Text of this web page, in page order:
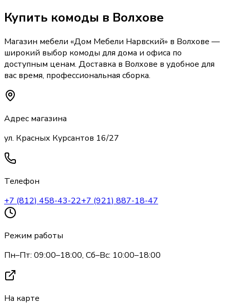
Купить комоды в Волхове
Магазин мебели «Дом Мебели Нарвский» в Волхове —
широкий выбор комоды для дома и офиса по
доступным ценам. Доставка в Волхове в удобное для
вас время, профессиональная сборка.
Адрес магазина
ул. Красных Курсантов 16/27
Телефон
+7 (812) 458-43-22+7 (921) 887-18-47
Режим работы
Пн–Пт: 09:00–18:00, Сб–Вс: 10:00–18:00
На карте